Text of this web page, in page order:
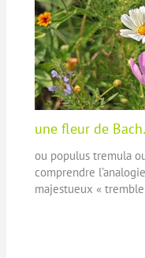
une fleur de
ou populus tremula
comprendre
majestueux «